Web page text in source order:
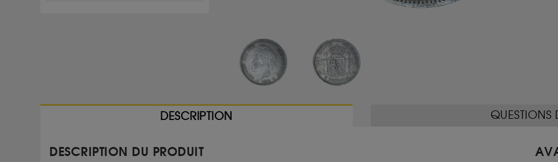
DESCRIPTION QUESTIONS
DESCRIPTION DU PRODUIT